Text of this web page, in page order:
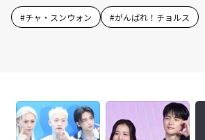
#チャ・スンウォン #がんばれ！チョルス